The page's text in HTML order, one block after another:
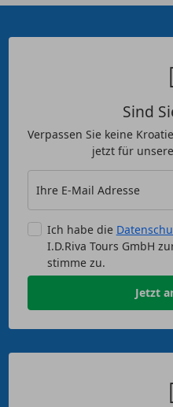
Sind
Verpassen Sie keine
jetzt für
Ihre E-Mail Adresse
Ich habe die
I.D.Riva Tours GmbH
stimme zu.
Jetzt